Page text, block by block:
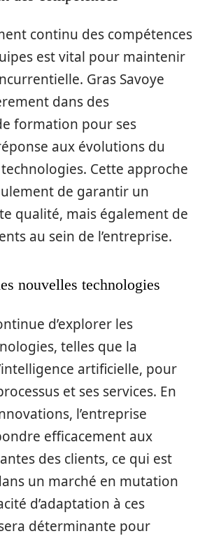
continu des compétences
est vital pour maintenir
Gras Savoye
dans des
formation pour ses
aux évolutions du
Cette approche
de garantir un
qualité, mais également de
au sein de l’entreprise.
nouvelles technologies
d’explorer les
telles que la
artificielle, pour
et ses services. En
l’entreprise
efficacement aux
des clients, ce qui est
un marché en mutation
d’adaptation à ces
déterminante pour